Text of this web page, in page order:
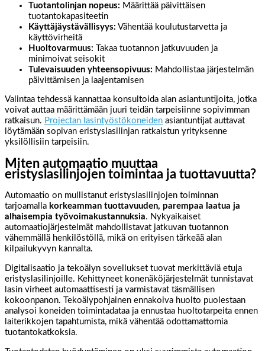
Tuotantolinjan nopeus: Määrittää päivittäisen
tuotantokapasiteetin
Käyttäjäystävällisyys: Vähentää koulutustarvetta ja
käyttövirheitä
Huoltovarmuus: Takaa tuotannon jatkuvuuden ja
minimoivat seisokit
Tulevaisuuden yhteensopivuus: Mahdollistaa järjestelmän
päivittämisen ja laajentamisen
Valintaa tehdessä kannattaa konsultoida alan asiantuntijoita, jotka
voivat auttaa määrittämään juuri teidän tarpeisiinne sopivimman
ratkaisun. Projectan lasintyöstökoneiden asiantuntijat auttavat
löytämään sopivan eristyslasilinjan ratkaistun yrityksenne
yksilöllisiin tarpeisiin.
Miten automaatio muuttaa
eristyslasilinjojen toimintaa ja tuottavuutta?
Automaatio on mullistanut eristyslasilinjojen toiminnan
tarjoamalla korkeamman tuottavuuden, parempaa laatua ja
alhaisempia työvoimakustannuksia. Nykyaikaiset
automaatiojärjestelmät mahdollistavat jatkuvan tuotannon
vähemmällä henkilöstöllä, mikä on erityisen tärkeää alan
kilpailukyvyn kannalta.
Digitalisaatio ja tekoälyn sovellukset tuovat merkittäviä etuja
eristyslasilinjoille. Kehittyneet konenäköjärjestelmät tunnistavat
lasin virheet automaattisesti ja varmistavat täsmällisen
kokoonpanon. Tekoälypohjainen ennakoiva huolto puolestaan
analysoi koneiden toimintadataa ja ennustaa huoltotarpeita ennen
laiterikkojen tapahtumista, mikä vähentää odottamattomia
tuotantokatkoksia.